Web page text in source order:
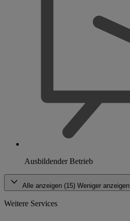
Ausbildender Betrieb
Alle anzeigen (15) Weniger anzeigen
Weitere Services